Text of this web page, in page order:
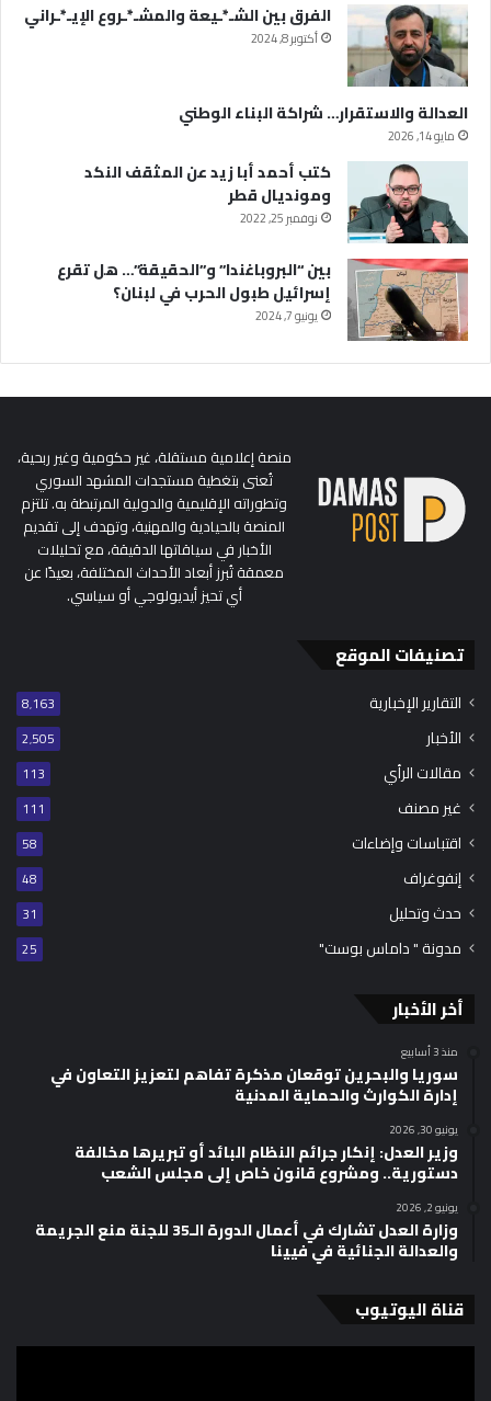
الفرق بين الشـ*ـيعة والمشـ*ـروع الإيـ*ـراني
أكتوبر 8, 2024
العدالة والاستقرار… شراكة البناء الوطني
مايو 14, 2026
كتب أحمد أبا زيد عن المثقف النكد
ومونديال قطر
نوفمبر 25, 2022
بين “البروباغندا” و”الحقيقة”… هل تقرع
إسرائيل طبول الحرب في لبنان؟
يونيو 7, 2024
منصة إعلامية مستقلة، غير حكومية وغير ربحية،
تُعنى بتغطية مستجدات المشهد السوري
وتطوراته الإقليمية والدولية المرتبطة به. تلتزم
المنصة بالحيادية والمهنية، وتهدف إلى تقديم
الأخبار في سياقاتها الدقيقة، مع تحليلات
معمقة تُبرز أبعاد الأحداث المختلفة، بعيدًا عن
أي تحيز أيديولوجي أو سياسي.
تصنيفات الموقع
التقارير الإخبارية 8٬163
الأخبار 2٬505
مقالات الرأي 113
غير مصنف 111
اقتباسات وإضاءات 58
إنفوغراف 48
حدث وتحليل 31
مدونة " داماس بوست" 25
أخر الأخبار
منذ 3 أسابيع
سوريا والبحرين توقعان مذكرة تفاهم لتعزيز التعاون في
إدارة الكوارث والحماية المدنية
يونيو 30, 2026
وزير العدل: إنكار جرائم النظام البائد أو تبريرها مخالفة
دستورية.. ومشروع قانون خاص إلى مجلس الشعب
يونيو 2, 2026
وزارة العدل تشارك في أعمال الدورة الـ35 للجنة منع الجريمة
والعدالة الجنائية في فيينا
قناة اليوتيوب